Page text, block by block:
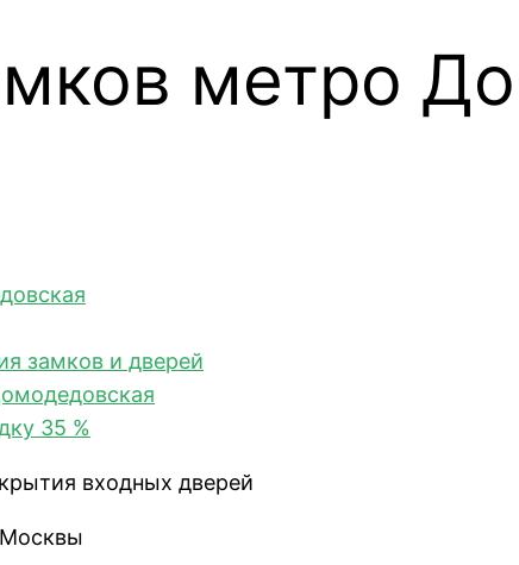
метро
замков и дверей
35 %
входных дверей